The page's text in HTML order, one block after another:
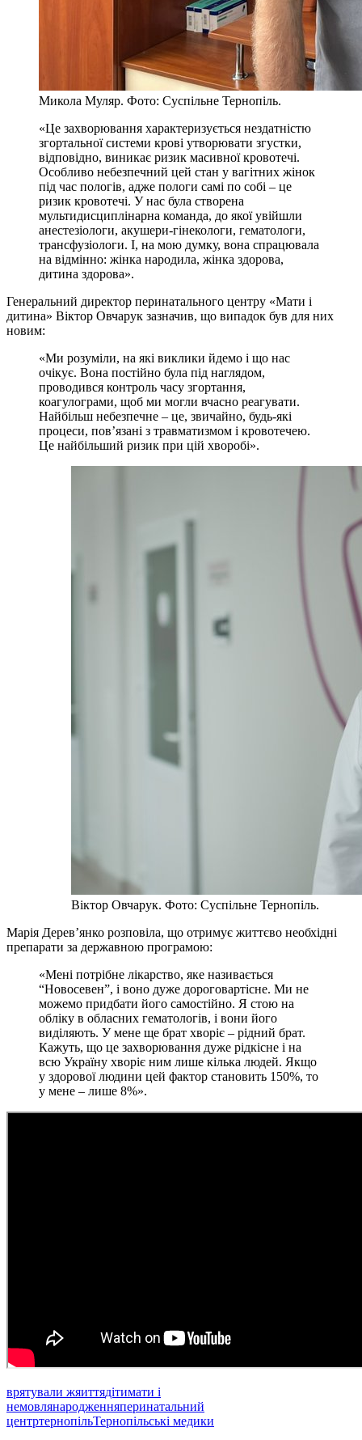
Микола Муляр. Фото: Суспільне Тернопіль.
«Це захворювання характеризується нездатністю
згортальної системи крові утворювати згустки,
відповідно, виникає ризик масивної кровотечі.
Особливо небезпечний цей стан у вагітних жінок
під час пологів, адже пологи самі по собі – це
ризик кровотечі. У нас була створена
мультидисциплінарна команда, до якої увійшли
анестезіологи, акушери-гінекологи, гематологи,
трансфузіологи. І, на мою думку, вона спрацювала
на відмінно: жінка народила, жінка здорова,
дитина здорова».
Генеральний директор перинатального центру «Мати і
дитина» Віктор Овчарук зазначив, що випадок був для них
новим:
«Ми розуміли, на які виклики йдемо і що нас
очікує. Вона постійно була під наглядом,
проводився контроль часу згортання,
коагулограми, щоб ми могли вчасно реагувати.
Найбільш небезпечне – це, звичайно, будь-які
процеси, пов’язані з травматизмом і кровотечею.
Це найбільший ризик при цій хворобі».
Віктор Овчарук. Фото: Суспільне Тернопіль.
Марія Дерев’янко розповіла, що отримує життєво необхідні
препарати за державною програмою:
«Мені потрібне лікарство, яке називається
“Новосевен”, і воно дуже дороговартісне. Ми не
можемо придбати його самостійно. Я стою на
обліку в обласних гематологів, і вони його
виділяють. У мене ще брат хворіє – рідний брат.
Кажуть, що це захворювання дуже рідкісне і на
всю Україну хворіє ним лише кілька людей. Якщо
у здорової людини цей фактор становить 150%, то
у мене – лише 8%».
врятували жяиттядітимати і
немовлянародженняперинатальний
центртернопільТернопільські медики